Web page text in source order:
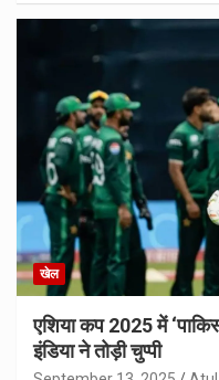
खेल
एशिया कप 2025 में
इंडिया ने तोड़ी चुप्पी